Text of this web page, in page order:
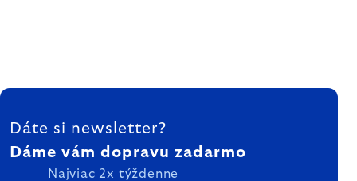
ZÁPÄTIE
Dáte si newsletter?
Dáme vám dopravu zadarmo
Najviac 2x týždenne